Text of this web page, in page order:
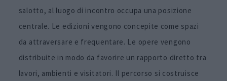
salotto, al luogo di incontro occupa una posizione
centrale. Le edizioni vengono concepite come spazi
da attraversare e frequentare. Le opere vengono
distribuite in modo da favorire un rapporto diretto tra
lavori, ambienti e visitatori. Il percorso si costruisce